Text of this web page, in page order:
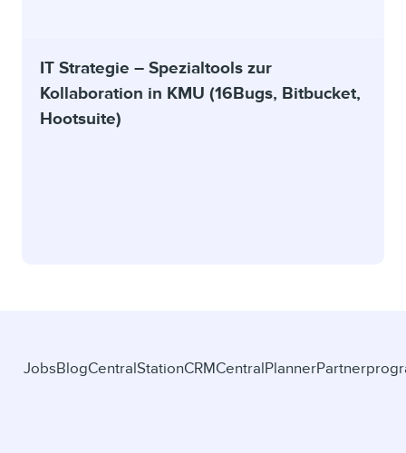
IT Strategie – Spezialtools zur
Kollaboration in KMU (16Bugs, Bitbucket,
Hootsuite)
JobsBlogCentralStationCRMCentralPlanner